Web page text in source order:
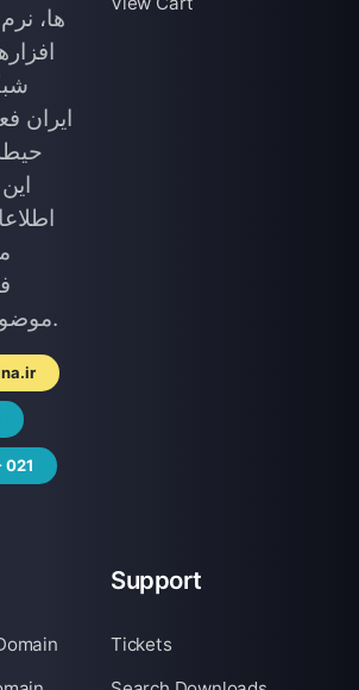
ها،
ایران
موضوع گسترش دهد.
Support
Tickets